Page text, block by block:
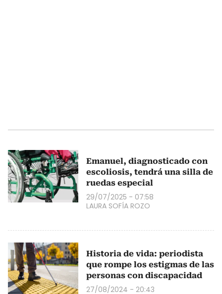
Emanuel, diagnosticado con
escoliosis, tendrá una silla de
ruedas especial
29/07/2025 - 07:58
LAURA SOFÍA ROZO
Historia de vida: periodista
que rompe los estigmas de las
personas con discapacidad
27/08/2024 - 20:43